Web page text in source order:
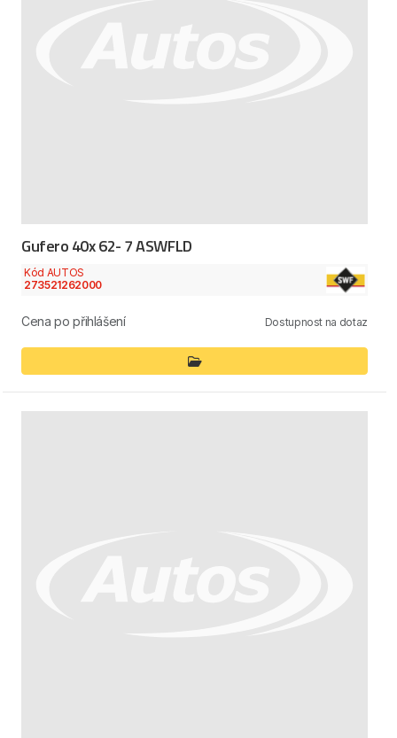
Gufero 40x 62- 7 ASWFLD
Kód AUTOS
273521262000
Cena po přihlášení Dostupnost na dotaz